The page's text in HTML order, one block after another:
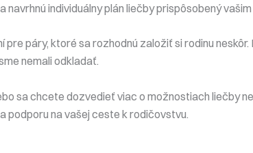
navrhnú individuálny plán liečby prispôsobený
páry, ktoré sa rozhodnú založiť si rodinu
nemali odkladať.
sa chcete dozvedieť viac o možnostiach liečby
podporu na vašej ceste k rodičovstvu.